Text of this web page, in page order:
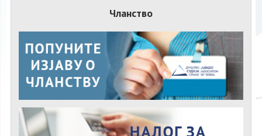
Чланство